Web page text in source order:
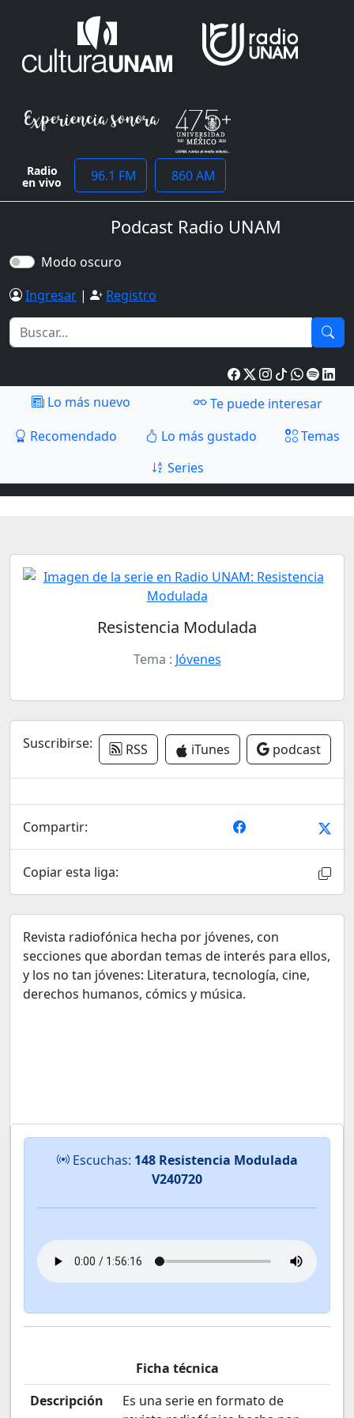
Radio
en vivo 96.1 FM 860 AM
Podcast Radio UNAM
Modo oscuro
Ingresar | Registro
Lo más nuevo
Te puede interesar
Recomendado
Lo más gustado
Temas
Series
Resistencia Modulada
Tema : Jóvenes
Suscribirse: RSS iTunes podcast
Compartir:
Copiar esta liga:
Revista radiofónica hecha por jóvenes, con
secciones que abordan temas de interés para ellos,
y los no tan jóvenes: Literatura, tecnología, cine,
derechos humanos, cómics y música.
Escuchas: 148 Resistencia Modulada
V240720
Ficha técnica
Descripción
Es una serie en formato de